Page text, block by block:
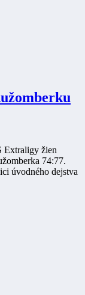
Extraligy žien
74:77.
úvodného dejstva